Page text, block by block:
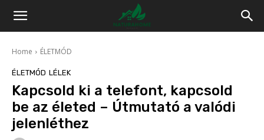
Home ÉLETMÓD
ÉLETMÓD LÉLEK
Kapcsold ki a telefont, kapcsold
be az életed – Útmutató a valódi
jelenléthez